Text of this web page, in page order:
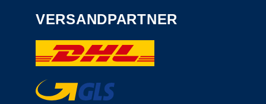
VERSANDPARTNER